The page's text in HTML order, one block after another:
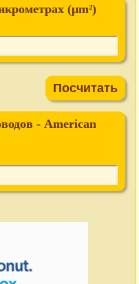
(μm²)
- American